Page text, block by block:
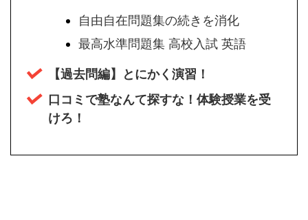
自由自在問題集の続きを消化
最高水準問題集 高校入試 英語
【過去問編】とにかく演習！
口コミで塾なんて探すな！体験授業を受
けろ！